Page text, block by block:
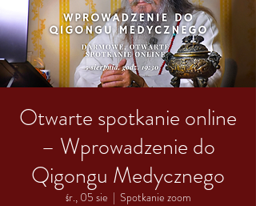
Otwarte spotkanie online
– Wprowadzenie do
Qigongu Medycznego
śr., 05 sie
  |
Spotkanie zoom